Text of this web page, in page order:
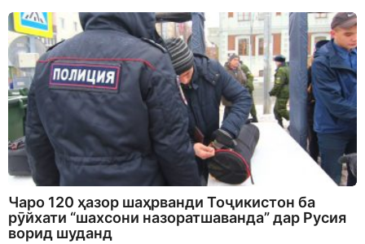
Чаро 120 ҳазор шаҳрванди Тоҷикистон ба
рӯйхати “шахсони назоратшаванда” дар Русия
ворид шуданд